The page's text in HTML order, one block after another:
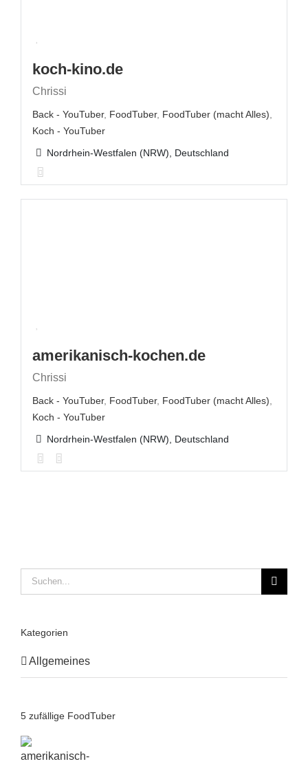
koch-kino.de
Chrissi
Back - YouTuber, FoodTuber, FoodTuber (macht Alles)
Koch - YouTuber
Nordrhein-Westfalen (NRW), Deutschland
amerikanisch-kochen.de
Chrissi
Back - YouTuber, FoodTuber, FoodTuber (macht Alles),
Koch - YouTuber
Nordrhein-Westfalen (NRW), Deutschland
Suche
nach:
Kategorien
Allgemeines
5 zufällige FoodTuber